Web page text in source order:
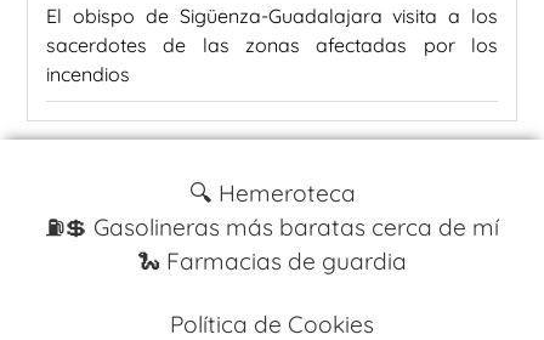
El obispo de Sigüenza-Guadalajara visita a los
sacerdotes de las zonas afectadas por los
incendios
🔍 Hemeroteca
⛽️💲 Gasolineras más baratas cerca de mí
🐍 Farmacias de guardia
Política de Cookies